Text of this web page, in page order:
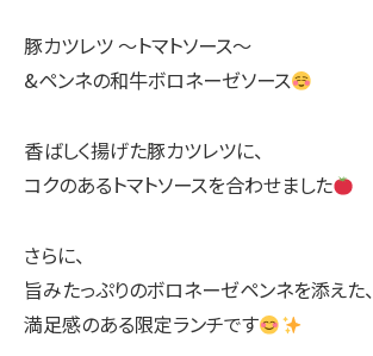
豚カツレツ ～トマトソース～
&ペンネの和牛ボロネーゼソース
香ばしく揚げた豚カツレツに、
コクのあるトマトソースを合わせました
さらに、
旨みたっぷりのボロネーゼペンネを添えた、
満足感のある限定ランチです